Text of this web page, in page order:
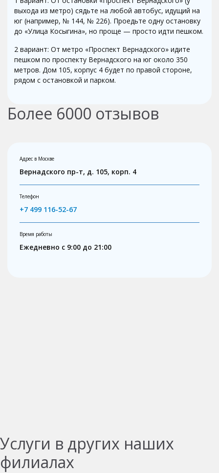
выхода из метро) сядьте на любой автобус, идущий на
юг (например, № 144, № 226). Проедьте одну остановку
до «Улица Косыгина», но проще — просто идти пешком.
2 вариант: От метро «Проспект Вернадского» идите
пешком по проспекту Вернадского на юг около 350
метров. Дом 105, корпус 4 будет по правой стороне,
рядом с остановкой и парком.
Более 6000 отзывов
Адрес в Москве
Вернадского пр-т, д. 105, корп. 4
Телефон
+7 499 116-52-67
Время работы
Ежедневно с 9:00 до 21:00
Услуги в других наших
филиалах